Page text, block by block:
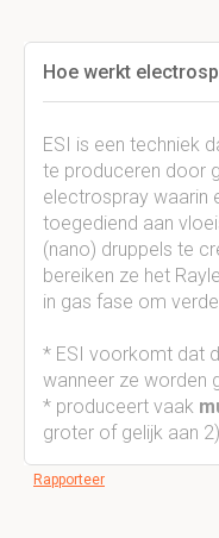
Hoe werkt
ESI is een techniek
te produceren door
electrospray waarin
toegediend aan
(nano) druppels te
bereiken ze het
in gas fase om
* ESI voorkomt dat
wanneer ze worden
* produceert vaak
groter of gelijk aan 2)
Rapporteer